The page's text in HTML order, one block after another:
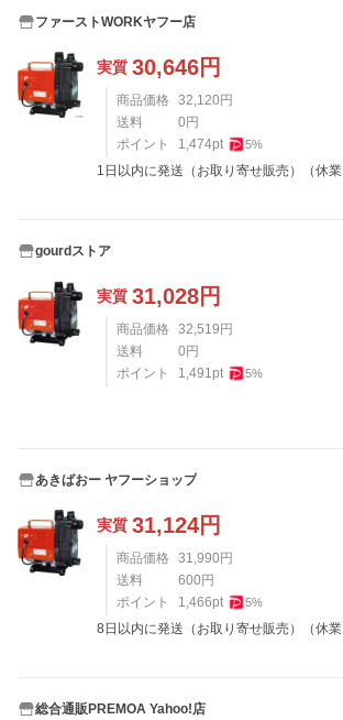
ファーストWORKヤフー店
実質 30,646円
商品価格 32,120 円
送料
0 円
ポイント
1,474pt 5%
1日以内に発送（お取り寄せ販売）（休業
gourdストア
実質 31,028円
商品価格 32,519 円
送料
0 円
ポイント
1,491pt 5%
あきばおー ヤフーショップ
実質 31,124円
商品価格 31,990 円
送料
600 円
ポイント
1,466pt 5%
8日以内に発送（お取り寄せ販売）（休業
総合通販PREMOA Yahoo!店